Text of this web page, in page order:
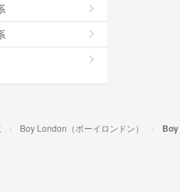
Boy London（ボーイロンドン）